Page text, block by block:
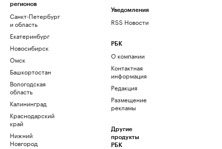
регионов
Санкт-Петербург
и область
Екатеринбург
Новосибирск
Омск
Башкортостан
Вологодская
область
Калининград
Краснодарский
край
Нижний
Новгород
Уведомления
RSS Новости
РБК
О компании
Контактная
информация
Редакция
Размещение
рекламы
Другие
продукты
РБК